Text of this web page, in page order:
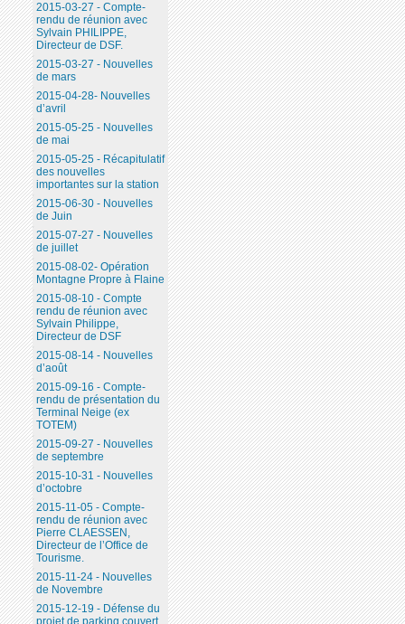
2015-03-27 - Compte-
rendu de réunion avec
Sylvain PHILIPPE,
Directeur de DSF.
2015-03-27 - Nouvelles
de mars
2015-04-28- Nouvelles
d’avril
2015-05-25 - Nouvelles
de mai
2015-05-25 - Récapitulatif
des nouvelles
importantes sur la station
2015-06-30 - Nouvelles
de Juin
2015-07-27 - Nouvelles
de juillet
2015-08-02- Opération
Montagne Propre à Flaine
2015-08-10 - Compte
rendu de réunion avec
Sylvain Philippe,
Directeur de DSF
2015-08-14 - Nouvelles
d’août
2015-09-16 - Compte-
rendu de présentation du
Terminal Neige (ex
TOTEM)
2015-09-27 - Nouvelles
de septembre
2015-10-31 - Nouvelles
d’octobre
2015-11-05 - Compte-
rendu de réunion avec
Pierre CLAESSEN,
Directeur de l’Office de
Tourisme.
2015-11-24 - Nouvelles
de Novembre
2015-12-19 - Défense du